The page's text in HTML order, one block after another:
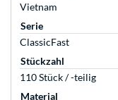
Vietnam
Serie
ClassicFast
Stückzahl
110 Stück / -teilig
Material